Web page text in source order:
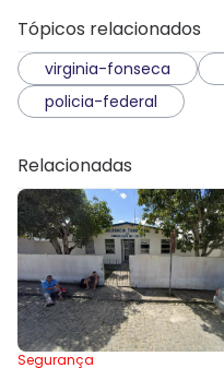
Tópicos relacionados
virginia-fonseca
policia-federal
Relacionadas
Segurança